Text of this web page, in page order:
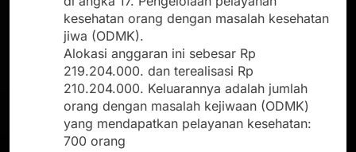
kesehatan orang dengan masalah kesehatan
jiwa (ODMK).
Alokasi anggaran ini sebesar Rp
219.204.000. dan terealisasi Rp
210.204.000. Keluarannya adalah jumlah
orang dengan masalah kejiwaan (ODMK)
yang mendapatkan pelayanan kesehatan:
700 orang